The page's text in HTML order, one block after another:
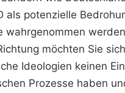
als potenzielle
wahrgenommen
möchten Sie
Ideologien keinen
Prozesse haben